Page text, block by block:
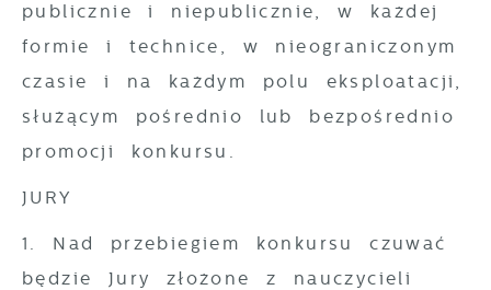
publicznie i niepublicznie, w każdej
formie i technice, w nieograniczonym
czasie i na każdym polu eksploatacji,
służącym pośrednio lub bezpośrednio
promocji konkursu.
JURY
1. Nad przebiegiem konkursu czuwać
będzie Jury złożone z nauczycieli